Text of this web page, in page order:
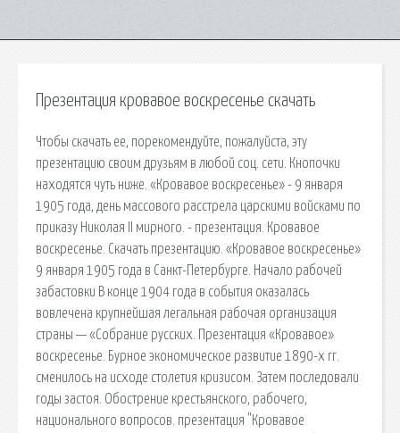
Презентация кровавое воскресенье скачать
Чтобы скачать ее, порекомендуйте, пожалуйста, эту
презентацию своим друзьям в любой соц. сети. Кнопочки
находятся чуть ниже. «Кровавое воскресенье» - 9 января
1905 года, день массового расстрела царскими войсками по
приказу Николая II мирного. - презентация. Кровавое
воскресенье. Скачать презентацию. «Кровавое воскресенье»
9 января 1905 года в Санкт-Петербурге. Начало рабочей
забастовки В конце 1904 года в события оказалась
вовлечена крупнейшая легальная рабочая организация
страны — «Собрание русских. Презентация «Кровавое»
воскресенье. Бурное экономическое развитие 1890-х гг.
сменилось на исходе столетия кризисом. Затем последовали
годы застоя. Обострение крестьянского, рабочего,
национального вопросов. презентация "Кровавое